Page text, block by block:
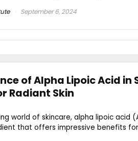
September 6, 2024
of Alpha Lipoic Acid in
Radiant Skin
world of skincare, alpha lipoic acid
that offers impressive benefits for